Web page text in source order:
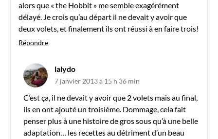
alors que « the Hobbit » me semble exagérément
délayé. Je crois qu’au départ il ne devait y avoir que
deux volets, et finalement ils ont réussi à en faire trois!
Répondre
lalydo
7 janvier 2013 à 15 h 36 min
C’est ça, il ne devait y avoir que 2 volets mais au final,
ils en ont ajouté un troisième. Dommage, cela fait
penser plus à une histoire de gros sous qu’à une belle
adaptation… les recettes au détriment d’un beau